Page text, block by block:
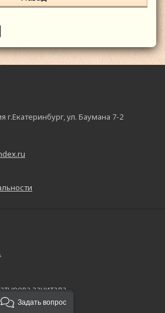
г.Екатеринбург, ул. Баумана 7-2
зачитала...
Задать вопрос